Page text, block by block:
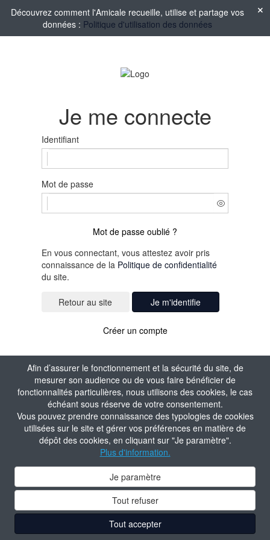
Afin d’assurer le fonctionnement et la sécurité du site, de
mesurer son audience ou de vous faire bénéficier de
fonctionnalités particulières, nous utilisons des cookies, le cas
échéant sous réserve de votre consentement.
Vous pouvez prendre connaissance des typologies de cookies
utilisées sur le site et gérer vos préférences en matière de
dépôt des cookies, en cliquant sur "Je paramètre".
Plus d'information.
Je paramètre
Tout refuser
Tout accepter
Découvrez comment l'Amicale recueille, utilise et partage vos
données : Politique d'utilisation des données
Je me connecte
Identifiant
Mot de passe
Mot de passe oublié ?
En vous connectant, vous attestez avoir pris
connaissance de la Politique de confidentialité
du site.
Je m'identifie
Créer un compte